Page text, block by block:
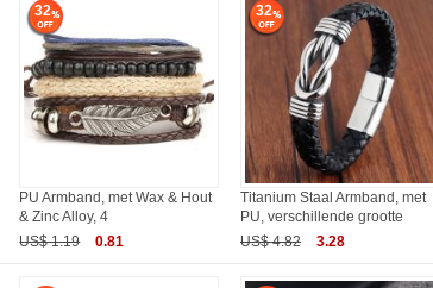
32
PU Armband, met Wax & Hout
& Zinc Alloy, 4
US$ 1.19
0.81
32
Titanium Staal Armband, met
PU, verschillende grootte
US$ 4.82
3.28